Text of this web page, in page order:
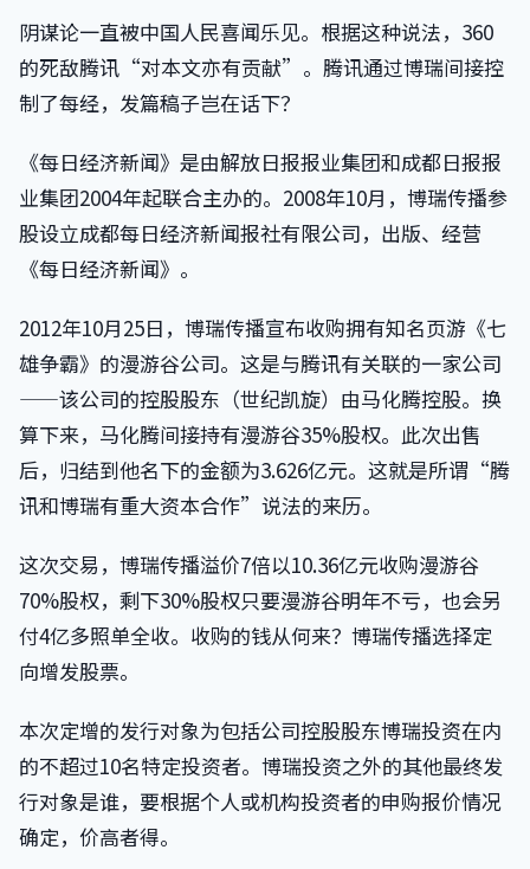
阴谋论一直被中国人民喜闻乐见。根据这种说法，360
的死敌腾讯“对本文亦有贡献”。腾讯通过博瑞间接控
制了每经，发篇稿子岂在话下？
《每日经济新闻》是由解放日报报业集团和成都日报报
业集团2004年起联合主办的。2008年10月，博瑞传播参
股设立成都每日经济新闻报社有限公司，出版、经营
《每日经济新闻》。
2012年10月25日，博瑞传播宣布收购拥有知名页游《七
雄争霸》的漫游谷公司。这是与腾讯有关联的一家公司
——该公司的控股股东（世纪凯旋）由马化腾控股。换
算下来，马化腾间接持有漫游谷35%股权。此次出售
后，归结到他名下的金额为3.626亿元。这就是所谓“腾
讯和博瑞有重大资本合作”说法的来历。
这次交易，博瑞传播溢价7倍以10.36亿元收购漫游谷
70%股权，剩下30%股权只要漫游谷明年不亏，也会另
付4亿多照单全收。收购的钱从何来？博瑞传播选择定
向增发股票。
本次定增的发行对象为包括公司控股股东博瑞投资在内
的不超过10名特定投资者。博瑞投资之外的其他最终发
行对象是谁，要根据个人或机构投资者的申购报价情况
确定，价高者得。